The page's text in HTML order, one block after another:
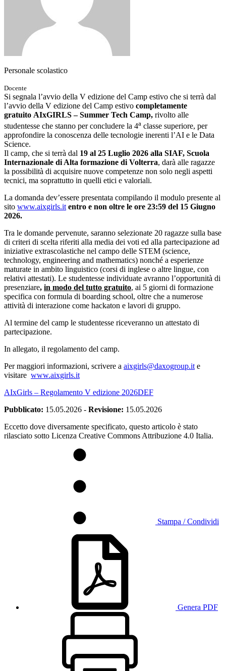
Personale scolastico
Docente
Si segnala l’avvio della V edizione del Camp estivo che si terrà dal
l’avvio della V edizione del Camp estivo completamente
gratuito AIxGIRLS – Summer Tech Camp, rivolto alle
studentesse che stanno per concludere la 4a classe superiore, per
approfondire la conoscenza delle tecnologie inerenti l’AI e le Data
Science.
Il camp, che si terrà dal 19 al 25 Luglio 2026 alla SIAF, Scuola
Internazionale di Alta formazione di Volterra, darà alle ragazze
la possibilità di acquisire nuove competenze non solo negli aspetti
tecnici, ma soprattutto in quelli etici e valoriali.
La domanda dev’essere presentata compilando il modulo presente al
sito www.aixgirls.it entro e non oltre le ore 23:59 del 15 Giugno
2026.
Tra le domande pervenute, saranno selezionate 20 ragazze sulla base
di criteri di scelta riferiti alla media dei voti ed alla partecipazione ad
iniziative extrascolastiche nel campo delle STEM (science,
technology, engineering and mathematics) nonché a esperienze
maturate in ambito linguistico (corsi di inglese o altre lingue, con
relativi attestati). Le studentesse individuate avranno l’opportunità di
presenziare, in modo del tutto gratuito, ai 5 giorni di formazione
specifica con formula di boarding school, oltre che a numerose
attività di interazione come hackaton e lavori di gruppo.
Al termine del camp le studentesse riceveranno un attestato di
partecipazione.
In allegato, il regolamento del camp.
Per maggiori informazioni, scrivere a aixgirls@daxogroup.it e
visitare www.aixgirls.it
AIxGirls – Regolamento V edizione 2026DEF
Pubblicato: 15.05.2026 - Revisione: 15.05.2026
Eccetto dove diversamente specificato, questo articolo è stato
rilasciato sotto Licenza Creative Commons Attribuzione 4.0 Italia.
Stampa / Condividi
Genera PDF